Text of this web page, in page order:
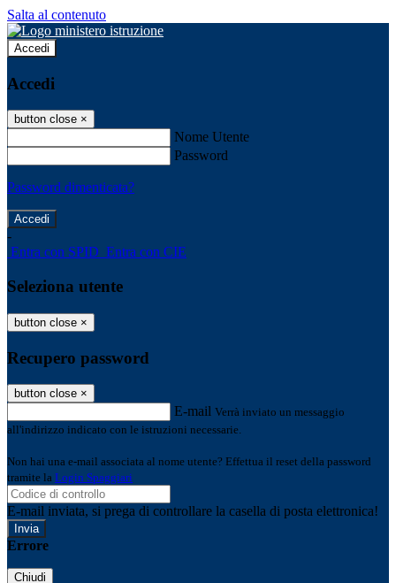
Salta al contenuto
Accedi
Accedi
button close ×
Nome Utente
Password
Password dimenticata?
-
Entra con SPID Entra con CIE
Seleziona utente
button close ×
Recupero password
button close ×
E-mail Verrà inviato un messaggio
all'indirizzo indicato con le istruzioni necessarie.
Non hai una e-mail associata al nome utente? Effettua il reset della password
tramite la Login Spaggiari
E-mail inviata, si prega di controllare la casella di posta elettronica!
Errore
Chiudi